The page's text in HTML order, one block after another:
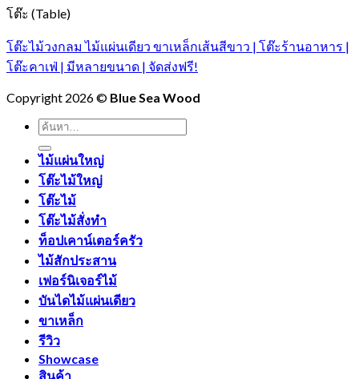
โต๊ะ (Table)
โต๊ะไม้วงกลม ไม้แผ่นเดียว ขาเหล็กเส้นสีขาว | โต๊ะร้านอาหาร |
โต๊ะคาเฟ่ | มีหลายขนาด | จัดส่งฟรี!
Copyright 2026 © Blue Sea Wood
ค้นหา:
ไม้แผ่นใหญ่
โต๊ะไม้ใหญ่
โต๊ะไม้
โต๊ะไม้สั่งทำ
ท็อปเคาน์เตอร์ครัว
ไม้สักประสาน
เฟอร์นิเจอร์ไม้
บันไดไม้แผ่นเดียว
ขาเหล็ก
รีวิว
Showcase
สินค้า